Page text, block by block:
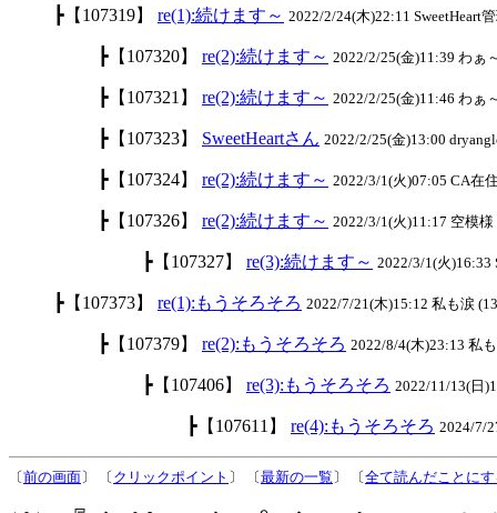
┣【107319】 re(1):続けます～ 2022/2/24(木)22:11 SweetHeart
┣【107320】 re(2):続けます～ 2022/2/25(金)11:39 わぁ
┣【107321】 re(2):続けます～ 2022/2/25(金)11:46 わぁ
┣【107323】 SweetHeartさん 2022/2/25(金)13:00
┣【107324】 re(2):続けます～ 2022/3/1(火)07:05 CA在
┣【107326】 re(2):続けます～ 2022/3/1(火)11:17 空模様
┣【107327】 re(3):続けます～ 2022/3/1(火)16:33
┣【107373】 re(1):もうそろそろ 2022/7/21(木)15:12 私も涙
┣【107379】 re(2):もうそろそろ 2022/8/4(木)23:13 私
┣【107406】 re(3):もうそろそろ 2022/11/13(日
┣【107611】 re(4):もうそろそろ 2024/7/
〔前の画面〕 〔 クリックポイント 〕 〔最新の一覧 〕 〔全て読んだことに